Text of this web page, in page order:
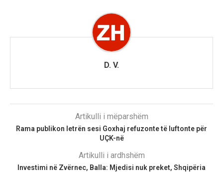
D. V.
Artikulli i mëparshëm
Rama publikon letrën sesi Goxhaj refuzonte të luftonte për
UÇK-në
Artikulli i ardhshëm
Investimi në Zvërnec, Balla: Mjedisi nuk preket, Shqipëria